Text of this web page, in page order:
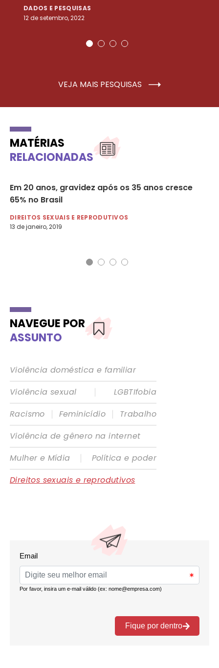
DADOS E PESQUISAS
12 de setembro, 2022
VEJA MAIS PESQUISAS
MATÉRIAS
RELACIONADAS
Em 20 anos, gravidez após os 35 anos cresce
65% no Brasil
DIREITOS SEXUAIS E REPRODUTIVOS
13 de janeiro, 2019
NAVEGUE POR
ASSUNTO
Violência doméstica e familiar
Violência sexual
|
LGBTIfobia
Racismo
| Feminicídio |
Trabalho
Violência de gênero na internet
Mulher e Mídia
|
Política e poder
Direitos sexuais e reprodutivos